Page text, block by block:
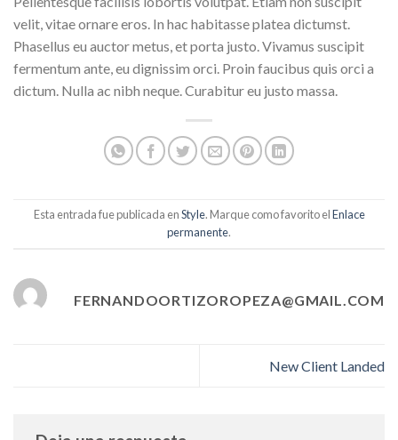
velit, vitae ornare eros. In hac habitasse platea dictumst.
Phasellus eu auctor metus, et porta justo. Vivamus suscipit
fermentum ante, eu dignissim orci. Proin faucibus quis orci a
dictum. Nulla ac nibh neque. Curabitur eu justo massa.
Esta entrada fue publicada enStyle. Marque como favorito elEnlace
permanente.
FERNANDOORTIZOROPEZA@GMAIL.COM
New Client Landed